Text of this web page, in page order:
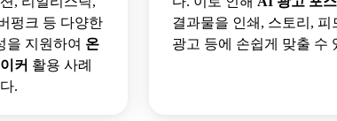
펑크 등 다양한
을 지원하여 온
커 활용 사례
.
결과물을 인쇄, 스토리, 피
광고 등에 손쉽게 맞출 수